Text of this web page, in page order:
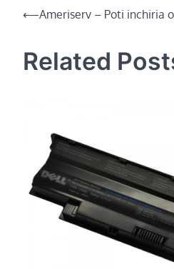
Post
⟵Ameriserv – Poti inchiria
Related